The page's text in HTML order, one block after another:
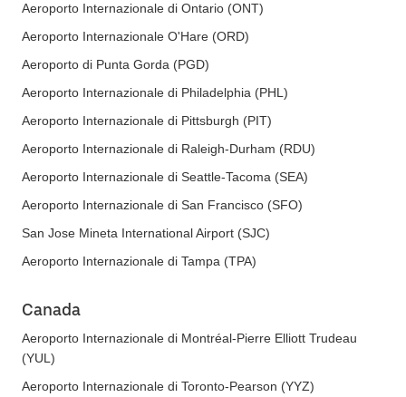
Aeroporto Internazionale di Ontario (ONT)
Aeroporto Internazionale O'Hare (ORD)
Aeroporto di Punta Gorda (PGD)
Aeroporto Internazionale di Philadelphia (PHL)
Aeroporto Internazionale di Pittsburgh (PIT)
Aeroporto Internazionale di Raleigh-Durham (RDU)
Aeroporto Internazionale di Seattle-Tacoma (SEA)
Aeroporto Internazionale di San Francisco (SFO)
San Jose Mineta International Airport (SJC)
Aeroporto Internazionale di Tampa (TPA)
Canada
Aeroporto Internazionale di Montréal-Pierre Elliott Trudeau
(YUL)
Aeroporto Internazionale di Toronto-Pearson (YYZ)